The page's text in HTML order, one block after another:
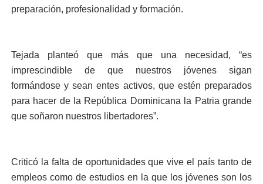
preparación, profesionalidad y formación.
Tejada planteó que más que una necesidad, “es
imprescindible de que nuestros jóvenes sigan
formándose y sean entes activos, que estén preparados
para hacer de la República Dominicana la Patria grande
que soñaron nuestros libertadores”.
Criticó la falta de oportunidades que vive el país tanto de
empleos como de estudios en la que los jóvenes son los